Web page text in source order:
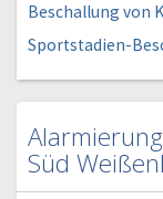
Beschallung von
Sportstadien-
Süd